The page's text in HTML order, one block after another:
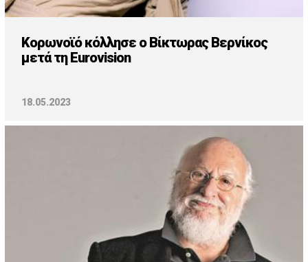
Κορωνοϊό κόλλησε ο Βίκτωρας Βερνίκος
μετά τη Eurovision
18.05.2023